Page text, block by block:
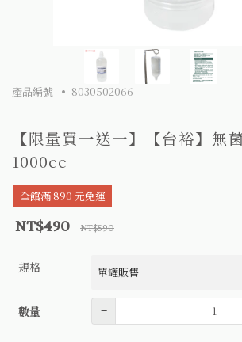
產品編號 8030502066
【限量買一送一】【台裕】無
1000cc
全館滿 890 元免運
NT$490 NT$590
規格
數量 數量–